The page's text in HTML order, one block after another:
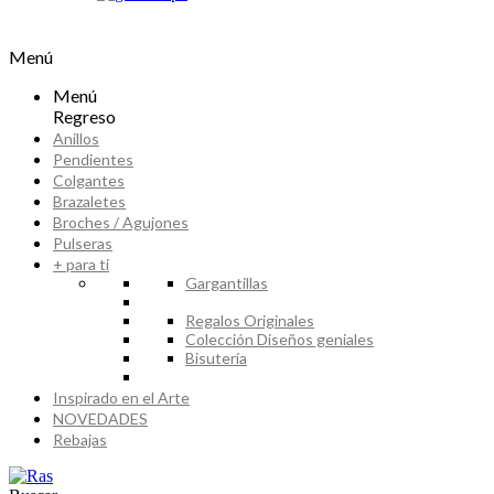
Menú
Menú
Regreso
Anillos
Pendientes
Colgantes
Brazaletes
Broches / Agujones
Pulseras
+ para ti
Gargantillas
Regalos Originales
Colección Diseños geniales
Bisutería
Inspirado en el Arte
NOVEDADES
Rebajas